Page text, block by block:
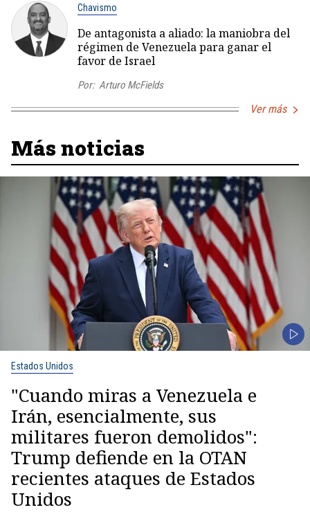
Chavismo
De antagonista a aliado: la maniobra del
régimen de Venezuela para ganar el
favor de Israel
Por: Arturo McFields
Ver más
Más noticias
Estados Unidos
"Cuando miras a Venezuela e
Irán, esencialmente, sus
militares fueron demolidos":
Trump defiende en la OTAN
recientes ataques de Estados
Unidos